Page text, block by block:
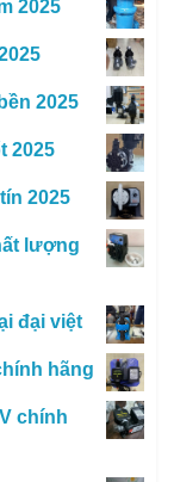
2025
2025
2025
2025
lượng
đại việt
hãng
chính